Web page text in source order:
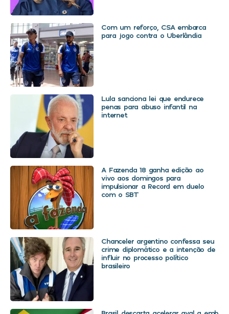
Com um reforço, CSA embarca
para jogo contra o Uberlândia
Lula sanciona lei que endurece
penas para abuso infantil na
internet
A Fazenda 18 ganha edição ao
vivo aos domingos para
impulsionar a Record em duelo
com o SBT
Chanceler argentino confessa seu
crime diplomático e a intenção de
influir no processo político
brasileiro